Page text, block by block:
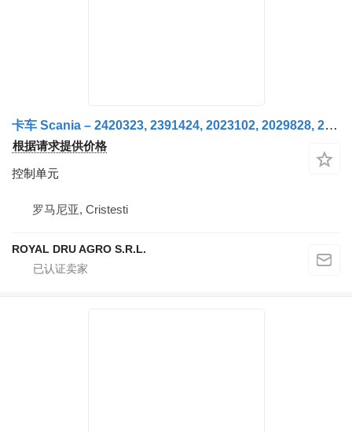
卡车 Scania – 2420323, 2391424, 2023102, 2029828, 2060740, 2200709, 2272101, 2284389, 1904102, 1916334, 1916337, 1931098, 2006555 的 控制单元 Unitate de control motor , ECU
根据请求提供价格
控制单元
罗马尼亚, Cristesti
ROYAL DRU AGRO S.R.L.